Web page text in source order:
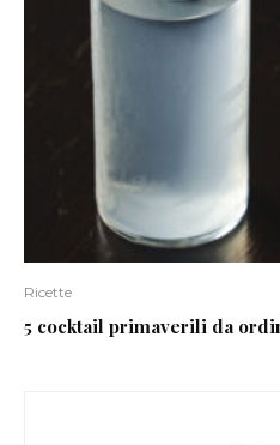
Ricette
5 cocktail primaverili da